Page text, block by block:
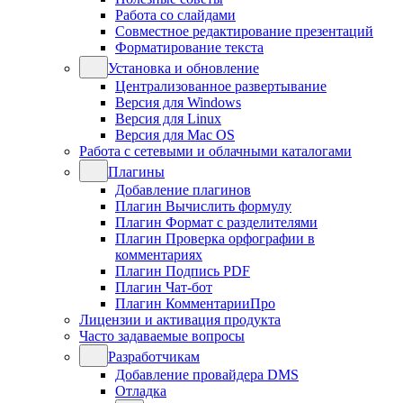
Работа со слайдами
Совместное редактирование презентаций
Форматирование текста
Установка и обновление
Централизованное развертывание
Версия для Windows
Версия для Linux
Версия для Mac OS
Работа с сетевыми и облачными каталогами
Плагины
Добавление плагинов
Плагин Вычислить формулу
Плагин Формат с разделителями
Плагин Проверка орфографии в
комментариях
Плагин Подпись PDF
Плагин Чат-бот
Плагин КомментарииПро
Лицензии и активация продукта
Часто задаваемые вопросы
Разработчикам
Добавление провайдера DMS
Отладка